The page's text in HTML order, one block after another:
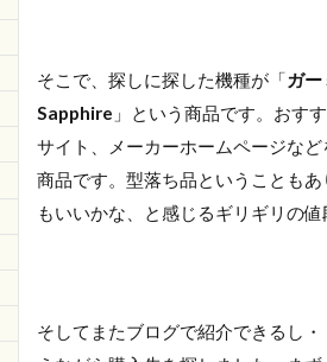
そこで、探しに探した機種が「ガ
Sapphire 」という商品です。おす
サイト、メーカーホームページな
商品です。型落ち品ということも
もいいかな、と感じるギリギリの値
そしてまたブログで紹介できるし